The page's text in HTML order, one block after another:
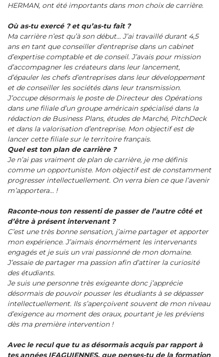
HERMAN, ont été importants dans mon choix de carrière.
Où as-tu exercé ? et qu’as-tu fait ?
Ma carrière n’est qu’à son début… J’ai travaillé durant 4,5
ans en tant que conseiller d’entreprise dans un cabinet
d’expertise comptable et de conseil. J’avais pour mission
d’accompagner les créateurs dans leur lancement,
d’épauler les chefs d’entreprises dans leur développement
et de conseiller les sociétés dans leur transmission.
J’occupe désormais le poste de Directeur des Opérations
dans une filiale d’un groupe américain spécialisé dans la
rédaction de Business Plans, études de Marché, PitchDeck
et dans la valorisation d’entreprise. Mon objectif est de
lancer cette filiale sur le territoire français.
Quel est ton plan de carrière ?
Je n’ai pas vraiment de plan de carrière, je me définis
comme un opportuniste. Mon objectif est de constamment
progresser intellectuellement. On verra bien ce que l’avenir
m’apportera… !
Raconte-nous ton ressenti de passer de l’autre côté et
d’être à présent intervenant ?
C’est une très bonne sensation, j’aime partager et apporter
mon expérience. J’aimais énormément les intervenants
engagés et je suis un vrai passionné de mon domaine.
J’essaie de partager ma passion afin d’attirer la curiosité
des étudiants.
Je suis une personne très exigeante donc j’apprécie
désormais de pouvoir pousser les étudiants à se dépasser
intellectuellement. Ils s’aperçoivent souvent de mon niveau
d’exigence au moment des oraux, pourtant je les préviens
dès ma première intervention !
Avec le recul que tu as désormais acquis par rapport à
tes années IFAGUIENNES, que penses-tu de la formation